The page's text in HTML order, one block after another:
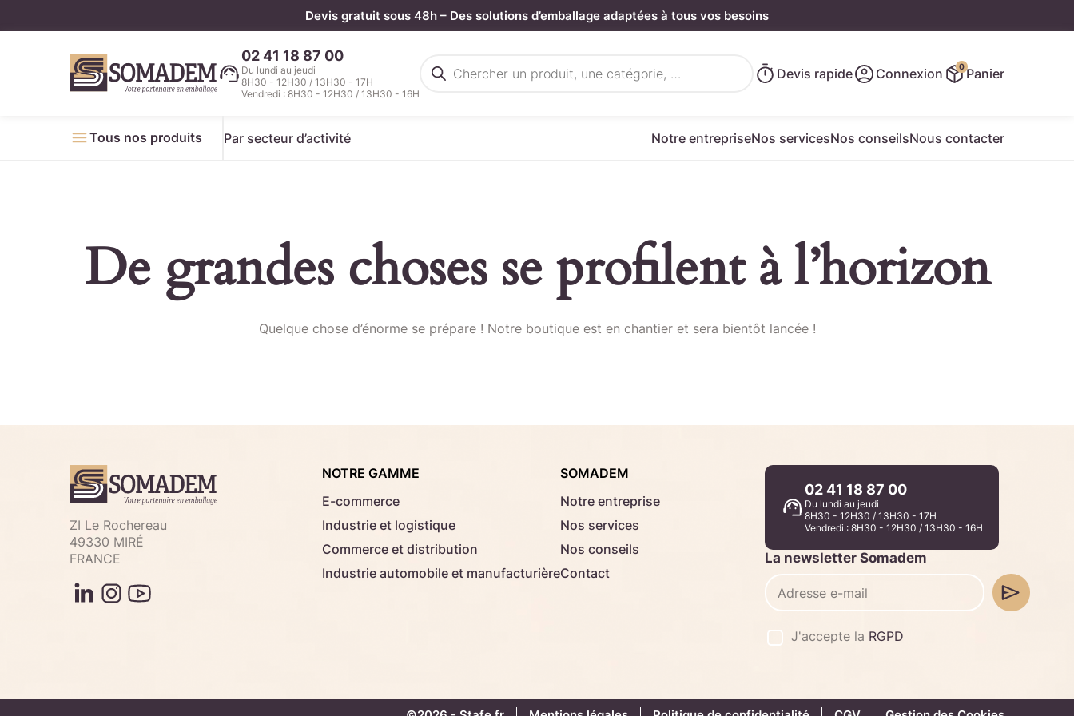
Devis gratuit sous 48h – Des solutions d’emballage adaptées à tous vos besoins
02 41 18 87 00
Du lundi au jeudi
8H30 - 12H30 / 13H30 - 17H
Vendredi : 8H30 - 12H30 / 13H30 - 16H
de
Devis rapide Connexion 0Panier
Tous nos produits Par secteur d’activité Notre entrepriseNos servicesNos conseilsNous contacter
De grandes choses se profilent à l’horizon
Quelque chose d’énorme se prépare ! Notre boutique est en chantier et sera bientôt lancée !
Télécharger
ZI Le Rochereau
49330 MIRÉ
FRANCE
NOTRE GAMME
E-commerce
Industrie et logistique
Commerce et distribution
Industrie automobile et manufacturière
SOMADEM
Notre entreprise
Nos services
Nos conseils
Contact
02 41 18 87 00
Du lundi au jeudi
8H30 - 12H30 / 13H30 - 17H
Vendredi : 8H30 - 12H30 / 13H30 - 16H
La newsletter Somadem
J'accepte la RGPD